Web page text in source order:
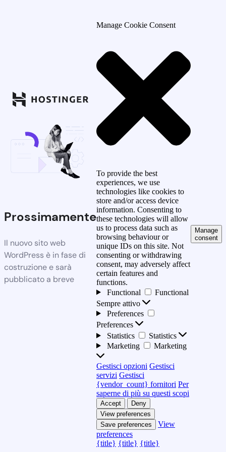
Prossimamente
Il nuovo sito web
WordPress è in fase di
costruzione e sarà
pubblicato a breve
Manage Cookie Consent
To provide the best
experiences, we use
technologies like cookies to
store and/or access device
information. Consenting to
these technologies will allow
us to process data such as
browsing behaviour or
unique IDs on this site. Not
consenting or withdrawing
consent, may adversely affect
certain features and
functions.
Functional
Functional
Sempre attivo
Preferences
Preferences
Statistics
Statistics
Marketing
Marketing
Gestisci opzioni Gestisci
servizi Gestisci
{vendor_count} fornitori Per
saperne di più su questi scopi
Accept
Deny
View preferences
Save preferences
View
preferences
{title} {title} {title}
Manage
consent